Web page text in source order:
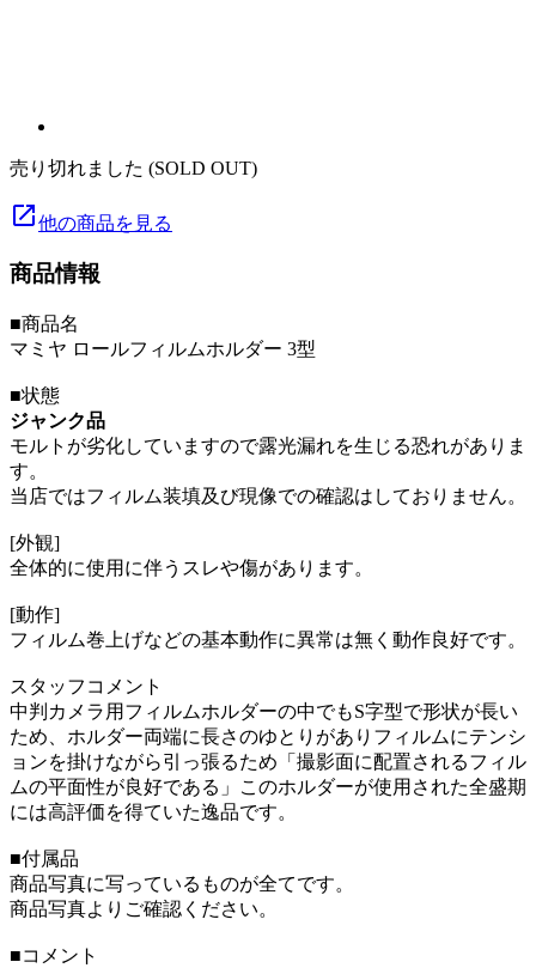
売り切れました (SOLD OUT)
launch他の商品を見る
商品情報
■商品名
マミヤ ロールフィルムホルダー 3型
■状態
ジャンク品
モルトが劣化していますので露光漏れを生じる恐れがありま
す。
当店ではフィルム装填及び現像での確認はしておりません。
[外観]
全体的に使用に伴うスレや傷があります。
[動作]
フィルム巻上げなどの基本動作に異常は無く動作良好です。
スタッフコメント
中判カメラ用フィルムホルダーの中でもS字型で形状が長い
ため、ホルダー両端に長さのゆとりがありフィルムにテンシ
ョンを掛けながら引っ張るため「撮影面に配置されるフィル
ムの平面性が良好である」このホルダーが使用された全盛期
には高評価を得ていた逸品です。
■付属品
商品写真に写っているものが全てです。
商品写真よりご確認ください。
■コメント